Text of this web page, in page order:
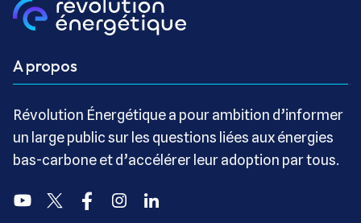
A propos
Révolution Énergétique a pour ambition d’informer
un large public sur les questions liées aux énergies
bas-carbone et d’accélérer leur adoption par tous.
YoutubeTwitter FacebookInstagramLinkedin